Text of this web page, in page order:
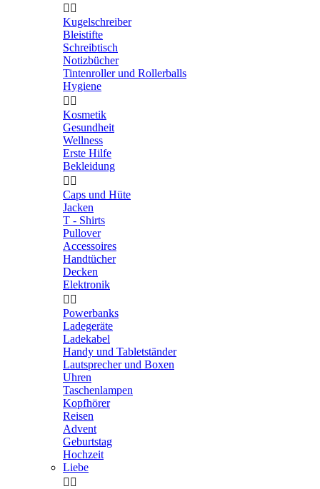
 
Kugelschreiber
Bleistifte
Schreibtisch
Notizbücher
Tintenroller und Rollerballs
Hygiene
 
Kosmetik
Gesundheit
Wellness
Erste Hilfe
Bekleidung
 
Caps und Hüte
Jacken
T - Shirts
Pullover
Accessoires
Handtücher
Decken
Elektronik
 
Powerbanks
Ladegeräte
Ladekabel
Handy und Tabletständer
Lautsprecher und Boxen
Uhren
Taschenlampen
Kopfhörer
Reisen
Advent
Geburtstag
Hochzeit
Liebe
 